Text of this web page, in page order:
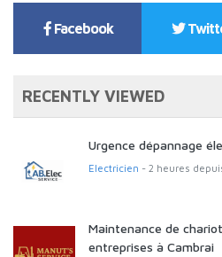
Facebook
RECENTLY VIEWED
Urgence dépannage
Electricien - 2 heures
Maintenance de
entreprises à Cambrai